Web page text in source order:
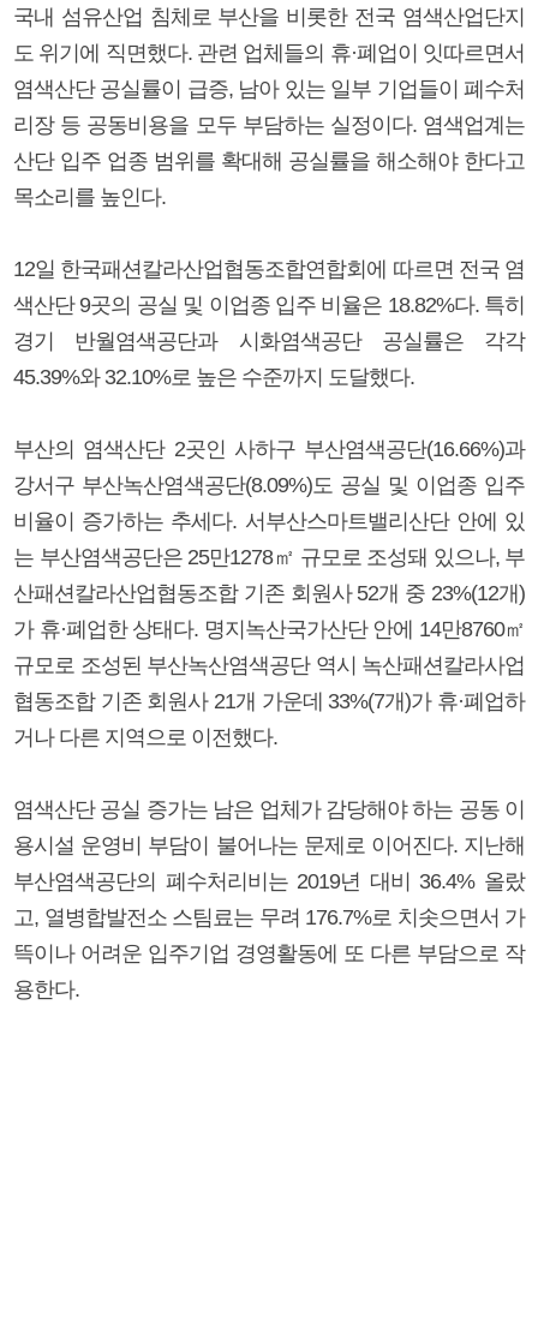
국내 섬유산업 침체로 부산을 비롯한 전국 염색산업단지
도 위기에 직면했다. 관련 업체들의 휴·폐업이 잇따르면서
염색산단 공실률이 급증, 남아 있는 일부 기업들이 폐수처
리장 등 공동비용을 모두 부담하는 실정이다. 염색업계는
산단 입주 업종 범위를 확대해 공실률을 해소해야 한다고
목소리를 높인다.
12일 한국패션칼라산업협동조합연합회에 따르면 전국 염
색산단 9곳의 공실 및 이업종 입주 비율은 18.82%다. 특히
경기 반월염색공단과 시화염색공단 공실률은 각각
45.39%와 32.10%로 높은 수준까지 도달했다.
부산의 염색산단 2곳인 사하구 부산염색공단(16.66%)과
강서구 부산녹산염색공단(8.09%)도 공실 및 이업종 입주
비율이 증가하는 추세다. 서부산스마트밸리산단 안에 있
는 부산염색공단은 25만1278㎡ 규모로 조성돼 있으나, 부
산패션칼라산업협동조합 기존 회원사 52개 중 23%(12개)
가 휴·폐업한 상태다. 명지녹산국가산단 안에 14만8760㎡
규모로 조성된 부산녹산염색공단 역시 녹산패션칼라사업
협동조합 기존 회원사 21개 가운데 33%(7개)가 휴·폐업하
거나 다른 지역으로 이전했다.
염색산단 공실 증가는 남은 업체가 감당해야 하는 공동 이
용시설 운영비 부담이 불어나는 문제로 이어진다. 지난해
부산염색공단의 폐수처리비는 2019년 대비 36.4% 올랐
고, 열병합발전소 스팀료는 무려 176.7%로 치솟으면서 가
뜩이나 어려운 입주기업 경영활동에 또 다른 부담으로 작
용한다.